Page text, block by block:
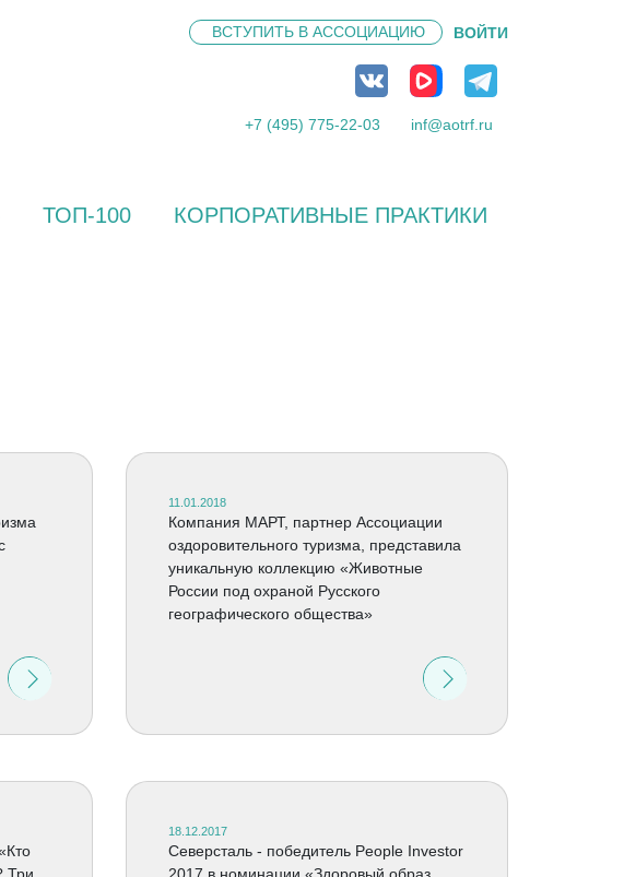
ВСТУПИТЬ В АССОЦИАЦИЮ ВОЙТИ
+7 (495) 775-22-03 inf@aotrf.ru
ТОП-100 КОРПОРАТИВНЫЕ ПРАКТИКИ
11.01.2018
Компания МАРТ, партнер Ассоциации
оздоровительного туризма, представила
уникальную коллекцию «Животные
России под охраной Русского
географического общества»
18.12.2017
Северсталь - победитель People Investor